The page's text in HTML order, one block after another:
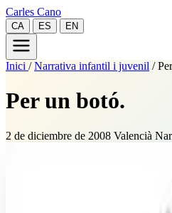
Carles Cano
CA ES EN
Inici / Narrativa infantil i juvenil /
Per un botó.
2 de diciembre de 2008 Valencià